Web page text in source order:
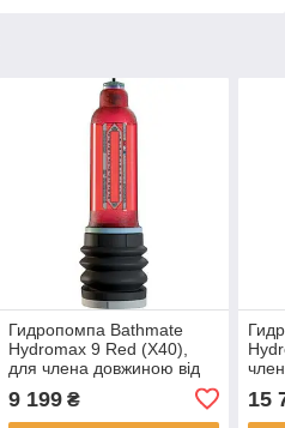
Гидропомпа Bathmate
Hydromax 9 Red (X40),
для члена довжиною від
см | Puls69
9 199₴ 15